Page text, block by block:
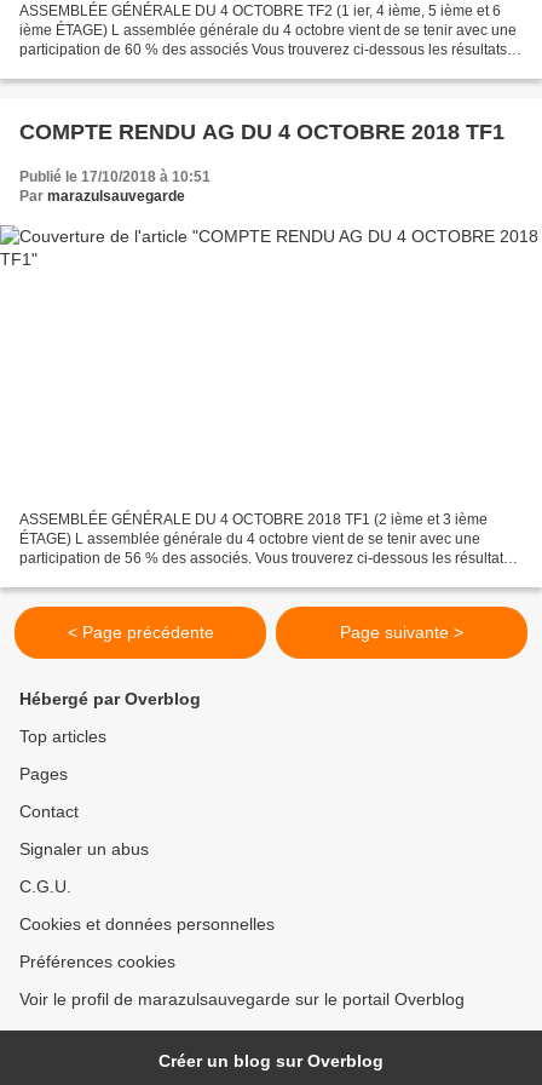
ASSEMBLÉE GÉNÉRALE DU 4 OCTOBRE TF2 (1 ier, 4 ième, 5 ième et 6
ième ÉTAGE) L assemblée générale du 4 octobre vient de se tenir avec une
participation de 60 % des associés Vous trouverez ci-dessous les résultats
COMPTE RENDU AG DU 4 OCTOBRE 2018 TF1
Publié le 17/10/2018 à 10:51
Par marazulsauvegarde
ASSEMBLÉE GÉNÉRALE DU 4 OCTOBRE 2018 TF1 (2 ième et 3 ième
ÉTAGE) L assemblée générale du 4 octobre vient de se tenir avec une
participation de 56 % des associés. Vous trouverez ci-dessous les résultats
< Page précédente Page suivante >
Hébergé par Overblog
Top articles
Pages
Contact
Signaler un abus
C.G.U.
Cookies et données personnelles
Préférences cookies
Voir le profil de marazulsauvegarde sur le portail Overblog
Créer un blog sur Overblog